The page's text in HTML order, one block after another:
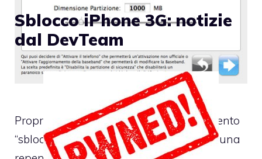
Proprio ieri abbiamo affrontato l’argomento
“sblocco iPhone 2.2” con la speranza di una
Sblocco iPhone 3G: notizie
dal DevTeam